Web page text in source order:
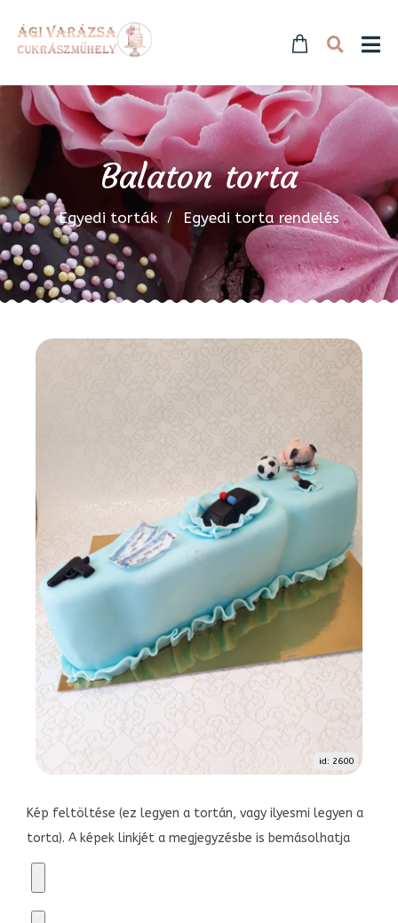
Balaton torta
Egyedi torták Egyedi torta rendelés
id: 2600
Kép feltöltése (ez legyen a tortán, vagy ilyesmi legyen a
torta). A képek linkjét a megjegyzésbe is bemásolhatja